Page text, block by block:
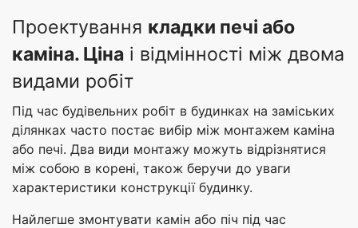
Проектування кладки печі або
каміна. Ціна і відмінності між двома
видами робіт
Під час будівельних робіт в будинках на заміських
ділянках часто постає вибір між монтажем каміна
або печі. Два види монтажу можуть відрізнятися
між собою в корені, також беручи до уваги
характеристики конструкції будинку.
Найлегше змонтувати камін або піч під час